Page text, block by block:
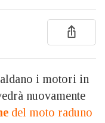
i motori in
nuovamente
del moto raduno